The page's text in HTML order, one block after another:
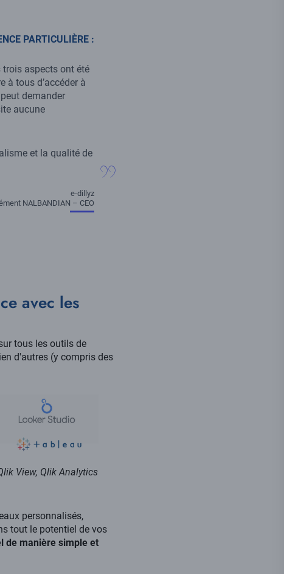
PARTICULIÈRE :
trois aspects ont été
à tous d’accéder à
demander
aucune
et la qualité de
e-dillyz
NALBANDIAN – CEO
avec les
tous les outils de
d'autres (y compris des
View, Qlik Analytics
personnalisés,
tout le potentiel de vos
de manière simple et